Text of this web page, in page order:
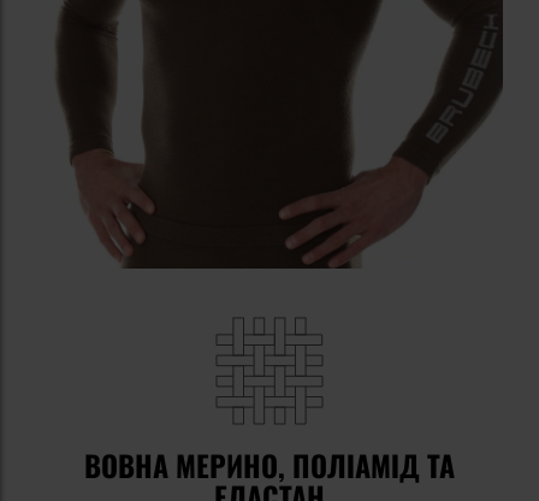
ВОВНА МЕРИНО, ПОЛІАМІД ТА